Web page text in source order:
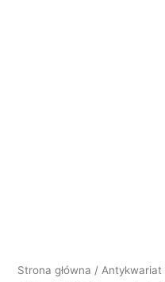
Strona główna / Antykwariat